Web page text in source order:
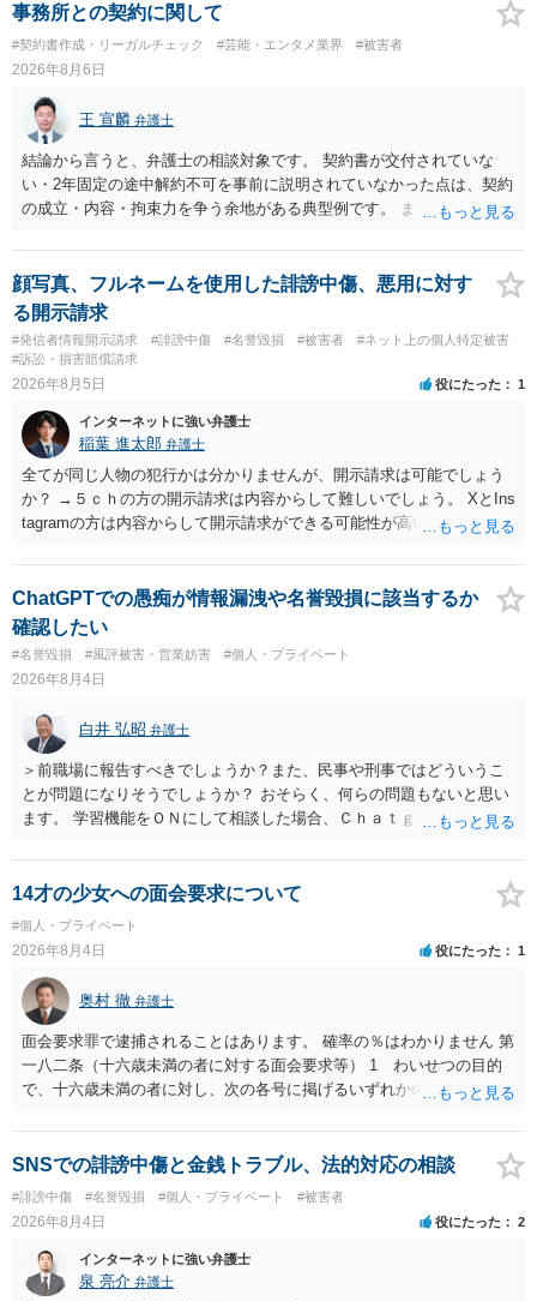
事務所との契約に関して
#契約書作成・リーガルチェック #芸能・エンタメ業界 #被害者
2026年8月6日
王 宣麟 弁護士
結論から言うと、弁護士の相談対象です。 契約書が交付されていな
い・2年固定の途中解約不可を事前に説明されていなかった点は、契約
の成立・内容・拘束力を争う余地がある典型例です。 まずは、運営と
みてはいかがでしょうか。 また同時並行で（もしまだされていないの
であれば）書面で退所意思の明確化はしておくべきだと考えます。
顔写真、フルネームを使用した誹謗中傷、悪用に対す
る開示請求
#発信者情報開示請求 #誹謗中傷 #名誉毀損 #被害者
#ネット上の個人特定被害
#訴訟・損害賠償請求
2026年8月5日 役にたった 1
インターネットに強い弁護士
稲葉 進太郎 弁護士
全てが同じ人物の犯行かは分かりませんが、開示請求は可能でしょう
か？ →５ｃｈの方の開示請求は内容からして難しいでしょう。 XとIns
tagramの方は内容からして開示請求ができる可能性が高いでしょう。
いでしょう。７月中にアカウントが削除されている場合、今から進め
ても失敗する可能性が高いように思われます。 相手を特定できた場
合、相手に全ての弁護士費用を負担させることは可能でしょうか？ →
訴訟外の交渉で相手方が認めれば負担させることができるでしょう。
訴訟で判決となった場合は、実際の弁護士費用が認められる場合と認
められない場合があり何ともいえないところでしょう。
ChatGPTでの愚痴が情報漏洩や名誉毀損に該当するか
確認したい
#名誉毀損 #風評被害・営業妨害 #個人・プライベート
2026年8月4日
白井 弘昭 弁護士
＞前職場に報告すべきでしょうか？また、民事や刑事ではどういうこ
とが問題になりそうでしょうか？ おそらく、何らの問題もないと思い
ます。 学習機能をＯＮにして相談した場合、Ｃｈａｔｇｐｔがｏｐｅ
する可能性がありますが、個人名や会社名を特定していない限り、一
般論として抽象化されて回答に織り込まれる可能性が生じるにすぎま
せんので、その情報自体が、秘密情報に当たるとは思えませんし、名
誉棄損として、個人や会社に対する誹謗中傷の不特定多数への公開に
当たるとも思われません。 もちろん、誰がその内容をｃｈａｔｇｐｔ
に入力したかも第三者にしられることはないので、個人や会社の特定
をせずに書き込んだことで（おそらく特定して書き込んだとして
も）、相談者さんが刑事民事の責任に問われることはないでしょう。
私見ながらご参考まで。
14才の少女への面会要求について
#個人・プライベート
2026年8月4日 役にたった 1
奥村 徹 弁護士
面会要求罪で逮捕されることはあります。 確率の％はわかりません 第
一八二条（十六歳未満の者に対する面会要求等） 1 わいせつの目的
で、十六歳未満の者に対し、次の各号に掲げるいずれかの行為をした
が生まれた日より五年以上前の日に生まれた者に限る。）は、一年以
下の拘禁刑又は五十万円以下の罰金に処する。 一 威迫し、偽計を用
い又は誘惑して面会を要求すること。 二 拒まれたにもかかわらず、
反復して面会を要求すること。 三 金銭その他の利益を供与し、又は
その申込み若しくは約束をして面会を要求すること。 2前項の罪を犯
し、よってわいせつの目的で当該十六歳未満の者と面会をした者は、
二年以下の拘禁刑又は百万円以下の罰金に処する。
SNSでの誹謗中傷と金銭トラブル、法的対応の相談
#誹謗中傷 #名誉毀損 #個人・プライベート #被害者
2026年8月4日 役にたった 2
インターネットに強い弁護士
泉 亮介 弁護士